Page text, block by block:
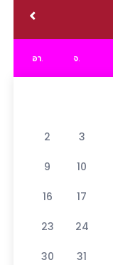
อา. จ.
2 3
9 10
16 17
23 24
30 31